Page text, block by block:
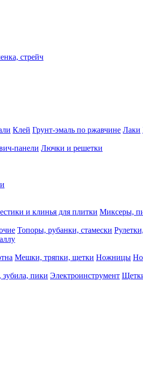
стрейч
Клей Грунт-эмаль по ржавчине Лаки
панели Лючки и решетки
и клинья для плитки Миксеры,
Топоры, рубанки, стамески
Мешки, тряпки, щетки Ножницы
пики Электроинструмент